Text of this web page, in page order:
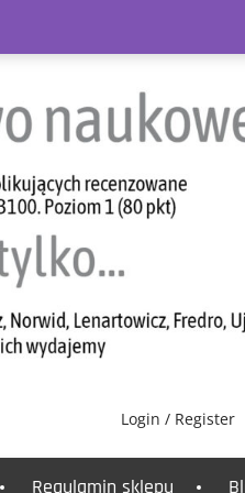
Login / Register
Regulamin sklepu